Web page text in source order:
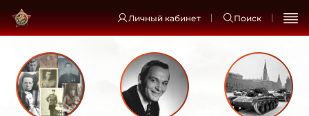
Личный кабинет Поиск